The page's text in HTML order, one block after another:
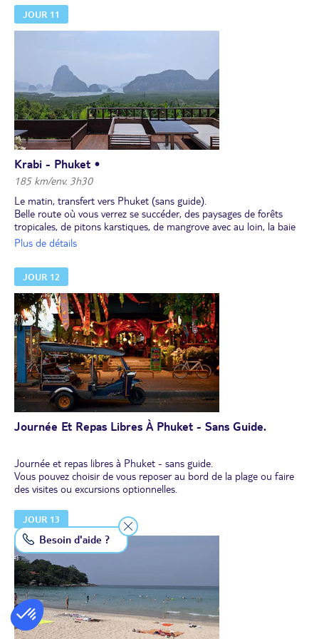
JOUR 11
Krabi - Phuket •
185 km/env. 3h30
Le matin, transfert vers Phuket (sans guide).
Belle route où vous verrez se succéder, des paysages de forêts
tropicales, de pitons karstiques, de mangrove avec au loin, la baie
de Phong Nga hérissée de ses pics verdoyants. Sur la route vers
Installation à l'hôtel à Phuket pour 2 nuits. Petite route à traverser
pour rejoindre la plage animée de Kata beach, ses parasols, ses
boutiques, ses restaurants.
Déjeuner et dîner libres et nuit à Phuket.
Plus de détails
JOUR 12
Journée Et Repas Libres À Phuket - Sans Guide.
Journée et repas libres à Phuket - sans guide.
Vous pouvez choisir de vous reposer au bord de la plage ou faire
des visites ou excursions optionnelles.
JOUR 13
Besoin d'aide ?